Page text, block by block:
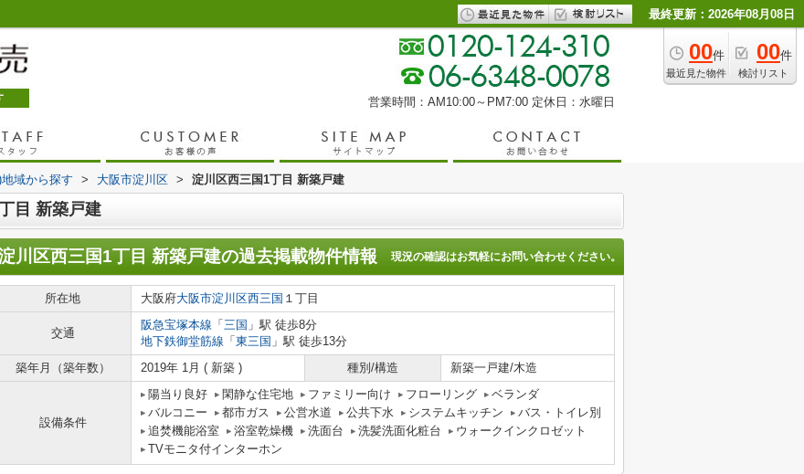
最終更新：2026年08月08日
00件
最近見た物件
00件
検討リスト
営業時間：AM10:00～PM7:00 定休日：水曜日
域から探す > 大阪市淀川区 > 淀川区西三国1丁目 新築戸建
目 新築戸建
川区西三国1丁目 新築戸建の過去掲載物件情報 現況の確認はお気軽にお問い合わせください。
所在地 大阪府大阪市淀川区西三国 １丁目
交通
阪急宝塚本線 「 三国 」駅 徒歩8分
地下鉄御堂筋線 「 東三国 」駅 徒歩13分
築年月（築年数）
2019年 1月 ( 新築 ) 種別/構造 新築一戸建/木造
設備条件
陽当り良好 閑静な住宅地 ファミリー向け フローリング
ベランダ
バルコニー
都市ガス 公営水道 公共下水 システムキッチン
バス・トイレ別
追焚機能浴室
浴室乾燥機 洗面台 洗髪洗面化粧台
ウォークインクロゼット
TVモニタ付インターホン